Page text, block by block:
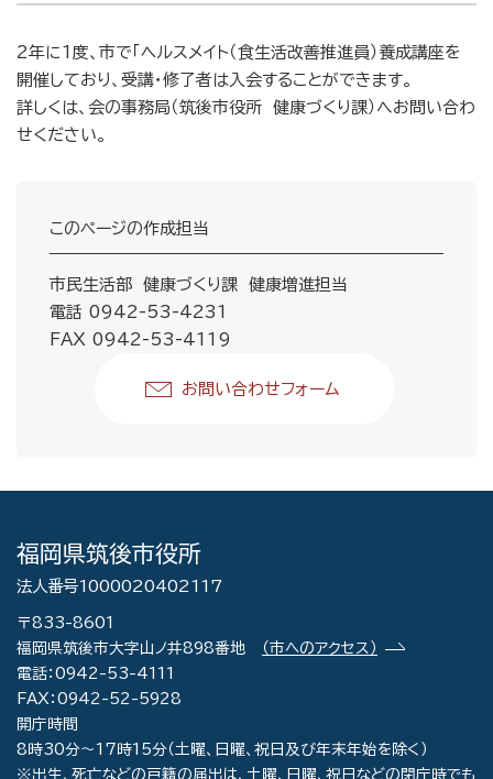
2年に1度、市で「ヘルスメイト（食生活改善推進員）養成講座を
開催しており、受講・修了者は入会することができます。
詳しくは、会の事務局（筑後市役所 健康づくり課）へお問い合わ
せください。
このページの作成担当
市民生活部 健康づくり課 健康増進担当
電話 0942-53-4231
FAX 0942-53-4119
お問い合わせフォーム
福岡県筑後市役所
法人番号1000020402117
〒833-8601
福岡県筑後市大字山ノ井898番地
（市へのアクセス）
電話：0942-53-4111
FAX：0942-52-5928
開庁時間
8時30分～17時15分（土曜、日曜、祝日及び年末年始を除く）
※出生、死亡などの戸籍の届出は、土曜、日曜、祝日などの閉庁時でも